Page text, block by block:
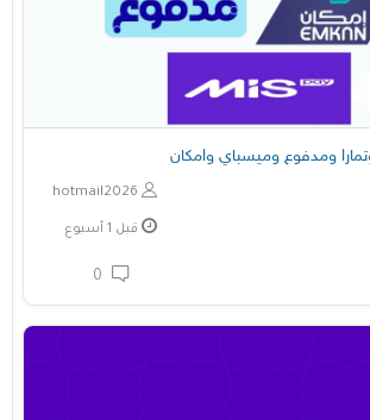
ومدفوع وميسباي وامكان
hotmail2026
قبل 1 أسبوع